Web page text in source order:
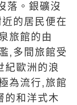
落。銀礦沒
的居民便在
旅館的由
,多間旅館受
紀歐洲的浪
為流行,旅館
的和洋式木